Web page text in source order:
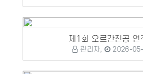
제1회 오르간전공 연
관리자, 2026-